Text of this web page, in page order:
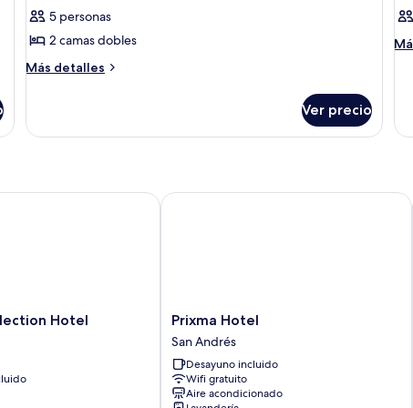
fotos
de
Habitación
5 personas
2 camas dobles
Más detalles
Más
Ver precio
de
Hotel
Hotel
Prixma
Hotel
San
Andrés
Prixma Hotel
San Andrés
Desayuno incluido
Wifi gratuito
Aire acondicionado
Prixma Hotel